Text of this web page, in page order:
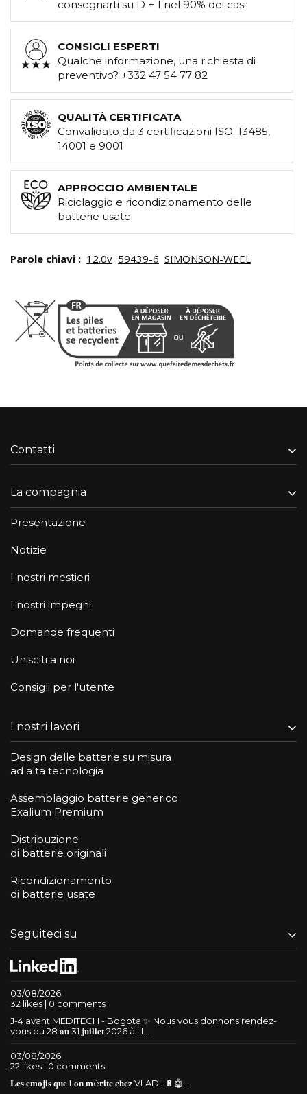
consegnarti su D + 1 nel 90% dei casi
CONSIGLI ESPERTI
Qualche informazione, una richiesta di
preventivo? +332 47 54 77 82
QUALITÀ CERTIFICATA
Convalidato da 3 certificazioni ISO: 13485,
14001 e 9001
APPROCCIO AMBIENTALE
Riciclaggio e ricondizionamento delle
batterie usate
Parole chiavi : 12.0v 59439-6 SIMONSON-WEEL
Contatti
La compagnia
Presentazione
Notizie
I nostri mestieri
I nostri impegni
Domande frequenti
Unisciti a noi
Consigli per l'utente
I nostri lavori
Design delle batterie su misura
ad alta tecnologia
Assemblaggio batterie generico
Exalium Premium
Distribuzione
di batterie originali
Ricondizionamento
di batterie usate
Seguiteci su
03/08/2026
32 likes | 0 comments
J-4 avant MEDITECH - Bogota ✨ Nous vous donnons rendez-
vous du 28 𝐚𝐮 31 𝐣𝐮𝐢𝐥𝐥𝐞𝐭 2026 à l'I...
03/08/2026
22 likes | 0 comments
𝐋𝐞𝐬 𝐞𝐦𝐨𝐣𝐢𝐬 𝐪𝐮𝐞 𝐥'𝐨𝐧 𝐦é𝐫𝐢𝐭𝐞 𝐜𝐡𝐞𝐳 VLAD ! 🔋🤖...